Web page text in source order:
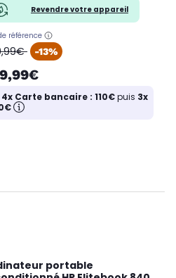
Revendre votre appareil
référence
-13%
4x Carte bancaire : 110€puis 3x
portable